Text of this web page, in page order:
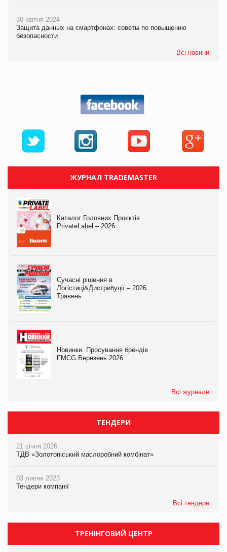
30 квітня 2024
Защита данных на смартфонах: советы по повышению
безопасности
Всі новини
ЖУРНАЛ TRADEMASTER
Каталог Головних Проєктів
PrivateLabel – 2026
Сучасні рішення в
Логістиці&Дистрибуції – 2026.
Травень
Новинки. Просування брендів
FMCG.Березень 2026
Всі журнали
ТЕНДЕРИ
21 січня 2026
ТДВ «Золотоніський маслоробний комбінат»
03 липня 2023
Тендери компанії
Всі тендери
ТРЕНІНГОВИЙ ЦЕНТР